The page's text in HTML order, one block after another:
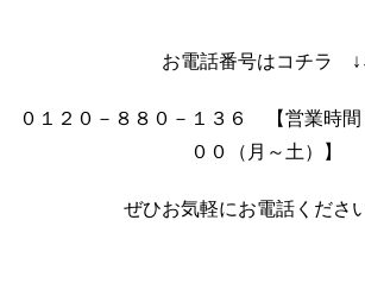
お電話番号はコチラ
０１２０－８８０－１３６ 【営業時間
００（月～土）】
ぜひお気軽にお電話くださ